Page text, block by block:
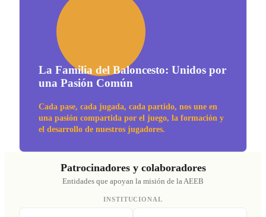
La Familia del Baloncesto: Unidos por
una Pasión Común
Cada pase, cada jugada, cada partido, nos une en
una pasión compartida por el juego, la formación y
el desarrollo de nuestros jugadores.
Patrocinadores y colaboradores
Entidades que apoyan la misión de la AEEB
INSTITUCIONAL